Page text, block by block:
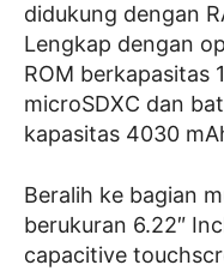
didukung dengan
Lengkap dengan
ROM berkapasitas
microSDXC dan
kapasitas 4030
Beralih ke bagian
berukuran 6.22″
capacitive